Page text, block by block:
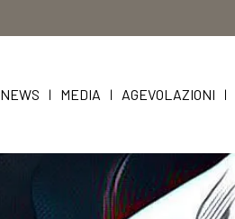
NEWS | MEDIA | AGEVOLAZIONI |